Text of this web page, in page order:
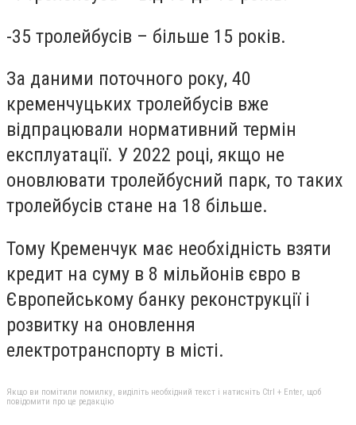
-35 тролейбусів – більше 15 років.
За даними поточного року, 40
кременчуцьких тролейбусів вже
відпрацювали нормативний термін
експлуатації. У 2022 році, якщо не
оновлювати тролейбусний парк, то таких
тролейбусів стане на 18 більше.
Тому Кременчук має необхідність взяти
кредит на суму в 8 мільйонів євро в
Європейському банку реконструкції і
розвитку на оновлення
електротранспорту в місті.
Якщо ви помітили помилку, виділіть необхідний текст і натисніть Ctrl + Enter, щоб
повідомити про це редакцію